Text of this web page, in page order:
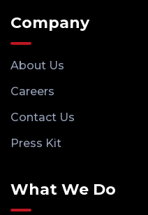
Company
About Us
Careers
Contact Us
Press Kit
What We Do